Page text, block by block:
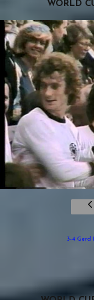
WORLD
3-4 Gerd